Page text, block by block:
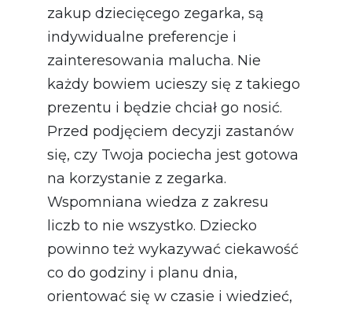
zakup dziecięcego zegarka, są
indywidualne preferencje i
zainteresowania malucha. Nie
każdy bowiem ucieszy się z takiego
prezentu i będzie chciał go nosić.
Przed podjęciem decyzji zastanów
się, czy Twoja pociecha jest gotowa
na korzystanie z zegarka.
Wspomniana wiedza z zakresu
liczb to nie wszystko. Dziecko
powinno też wykazywać ciekawość
co do godziny i planu dnia,
orientować się w czasie i wiedzieć,